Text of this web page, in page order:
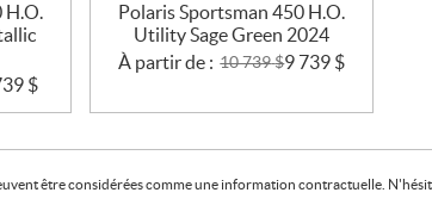
H.O.
$
Polaris Sportsman 450 H.O.
Utility Sage Green 2024
À partir de : 10 739$9 739 $
être considérées comme une information contractuelle.